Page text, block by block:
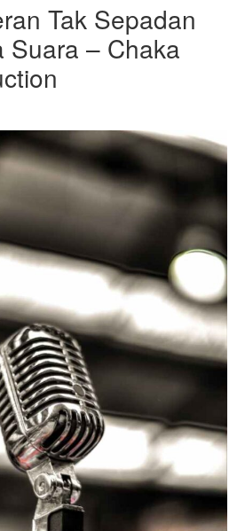
Tak Sepadan
Suara – Chaka